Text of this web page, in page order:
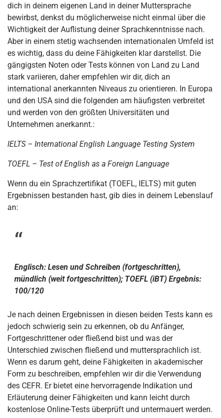
dich in deinem eigenen Land in deiner Muttersprache
bewirbst, denkst du möglicherweise nicht einmal über die
Wichtigkeit der Auflistung deiner Sprachkenntnisse nach.
Aber in einem stetig wachsenden internationalen Umfeld ist
es wichtig, dass du deine Fähigkeiten klar darstellst. Die
gängigsten Noten oder Tests können von Land zu Land
stark variieren, daher empfehlen wir dir, dich an
international anerkannten Niveaus zu orientieren. In Europa
und den USA sind die folgenden am häufigsten verbreitet
und werden von den größten Universitäten und
Unternehmen anerkannt.:
IELTS – International English Language Testing System
TOEFL – Test of English as a Foreign Language
Wenn du ein Sprachzertifikat (TOEFL, IELTS) mit guten
Ergebnissen bestanden hast, gib dies in deinem Lebenslauf
an:
Englisch: Lesen und Schreiben (fortgeschritten),
mündlich (weit fortgeschritten); TOEFL (iBT) Ergebnis:
100/120
Je nach deinen Ergebnissen in diesen beiden Tests kann es
jedoch schwierig sein zu erkennen, ob du Anfänger,
Fortgeschrittener oder fließend bist und was der
Unterschied zwischen fließend und muttersprachlich ist.
Wenn es darum geht, deine Fähigkeiten in akademischer
Form zu beschreiben, empfehlen wir dir die Verwendung
des CEFR. Er bietet eine hervorragende Indikation und
Erläuterung deiner Fähigkeiten und kann leicht durch
kostenlose Online-Tests überprüft und untermauert werden.